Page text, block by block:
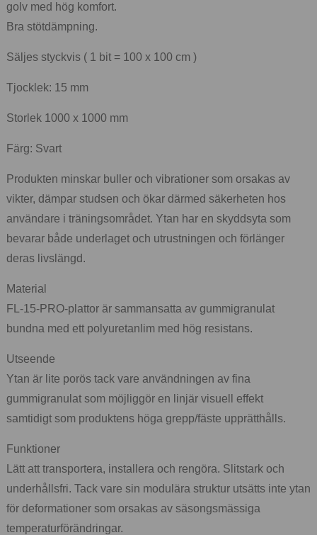
golv med hög komfort.
Bra stötdämpning.
Säljes styckvis ( 1 bit = 100 x 100 cm )
Tjocklek: 15 mm
Storlek 1000 x 1000 mm
Färg: Svart
Produkten minskar buller och vibrationer som orsakas av
vikter, dämpar studsen och ökar därmed säkerheten hos
användare i träningsområdet. Ytan har en skyddsyta som
bevarar både underlaget och utrustningen och förlänger
deras livslängd.
Material
FL-15-PRO-plattor är sammansatta av gummigranulat
bundna med ett polyuretanlim med hög resistans.
Utseende
Ytan är lite porös tack vare användningen av fina
gummigranulat som möjliggör en linjär visuell effekt
samtidigt som produktens höga grepp/fäste upprätthålls.
Funktioner
Lätt att transportera, installera och rengöra. Slitstark och
underhållsfri. Tack vare sin modulära struktur utsätts inte ytan
för deformationer som orsakas av säsongsmässiga
temperaturförändringar.